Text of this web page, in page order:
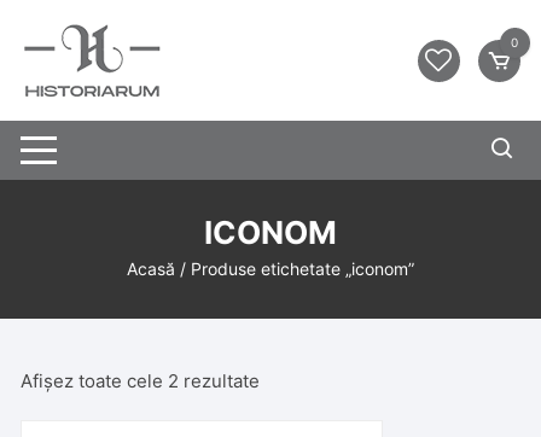
0
ICONOM
Acasă / Produse etichetate „iconom”
Afișez toate cele 2 rezultate